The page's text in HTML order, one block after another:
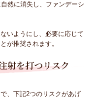
然に消失し、ファンデーシ
いようにし、必要に応じて
が推奨されます。
射を打つリスク
、下記2つのリスクがあげ